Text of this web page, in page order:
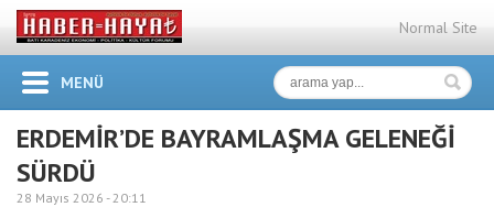
Normal Site
MENÜ
ERDEMİR’DE BAYRAMLAŞMA GELENEĞİ
SÜRDÜ
28 Mayıs 2026 -20:11